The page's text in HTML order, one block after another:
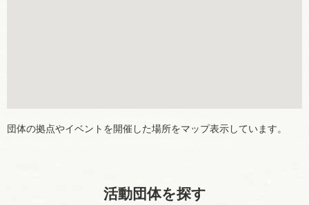
団体の拠点やイベントを開催した場所をマップ表示しています。
活動団体を探す